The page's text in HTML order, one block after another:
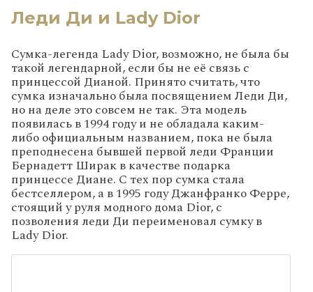
Леди Ди и Lady Dior
Сумка-легенда Lady Dior, возможно, не была бы
такой легендарной, если бы не её связь с
принцессой Дианой. Принято считать, что
сумка изначально была посвящением Леди Ди,
но на деле это совсем не так. Эта модель
появилась в 1994 году и не обладала каким-
либо официальным названием, пока не была
преподнесена бывшей первой леди Франции
Бернадетт Ширак в качестве подарка
принцессе Диане. С тех пор сумка стала
бестселлером, а в 1995 году Джанфранко Ферре,
стоящий у руля модного дома Dior, с
позволения леди Ди переименовал сумку в
Lady Dior.